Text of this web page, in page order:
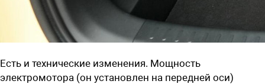
Есть и технические изменения. Мощность
электромотора (он установлен на передней оси)